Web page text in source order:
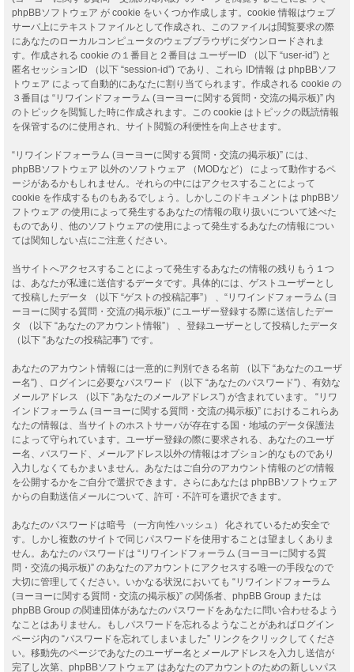
phpBBソフトウェア が cookie をいくつか作成します。cookie 情報はウェブ
サーバ上にテキストファイルとして作成され、このファイルは閲覧要求の際
にあなたのローカルコンピュータのウェブブラウザにダウンロードされま
す。作成される cookie の１番目と２番目は ユーザーID （以下 “user-id”) と
匿名セッションID （以下 “session-id”) であり、これら ID情報 は phpBBソフ
トウェア によって自動的にあなたに割り当てられます。作成される cookie の
３番目は “リワインドフォーラム (ヨーヨーに関する質問・交流の掲示板)” 内
のトピックを閲覧した時に作成されます。この cookie はトピックの既読情報
を保管するのに使用され、サイト閲覧の利便性を向上させます。
“リワインドフォーラム (ヨーヨーに関する質問・交流の掲示板)” には、
phpBBソフトウェア 以外のソフトウェア （MODなど） によって動作するペ
ージがあるかもしれません。それらの中にはアクセスすることによって
cookie を作成するものもあるでしょう。しかしこのドキュメントは phpBBソ
フトウェア の使用によって発生するあなたの情報の取り扱いについて述べた
ものであり、他のソフトウェアの使用によって発生するあなたの情報につい
ては関知しない点にご注意ください。
当サイトへアクセスすることによって発生するあなたの情報の残りもう１つ
は、あなたが私達に送信するデータです。具体的には、ゲストユーザーとし
て投稿したデータ （以下 “ゲストの投稿記事”） 、“リワインドフォーラム (ヨ
ーヨーに関する質問・交流の掲示板)” にユーザー登録する際に送信したデー
タ （以下 “あなたのアカウント情報”） 、登録ユーザーとして投稿したデータ
（以下 “あなたの投稿記事”) です。
あなたのアカウント情報には一意的に判別できる名前 （以下 “あなたのユーザ
ー名”) 、ログインに必要なパスワード （以下 “あなたのパスワード”) 、有効な
メールアドレス （以下 “あなたのメールアドレス”) が含まれています。 “リワ
インドフォーラム (ヨーヨーに関する質問・交流の掲示板)” におけるこれらあ
なたの情報は、当サイトのホストサーバが存在する国・地域のデータ保護法
によって守られています。ユーザー登録の際に要求される、あなたのユーザ
ー名、パスワード、メールアドレス以外の情報はオプション的なものであり
入力しなくてもかまいません。あなたはご自分のアカウント情報のどの情報
を公開するかをご自分で選択できます。さらにあなたは phpBBソフトウェア
からの自動送信メールについて、許可・不許可を選択できます。
あなたのパスワードは暗号 （一方向性ハッシュ） 化されているため安全で
す。しかし複数のサイトで同じパスワードを使用することは望ましくありま
せん。あなたのパスワードは “リワインドフォーラム (ヨーヨーに関する質
問・交流の掲示板)” のあなたのアカウントにアクセスする唯一の手段なので
大切に管理してください。いかなる状況においても “リワインドフォーラム
(ヨーヨーに関する質問・交流の掲示板)” の関係者、phpBB Group または
phpBB Group の関連団体があなたのパスワードをあなたに問い合わせるよう
なことはありません。もしパスワードを忘れるようなことがあればログイン
ページ内の “パスワードを忘れてしまいました” リンクをクリックしてくださ
い。移動先のページであなたのユーザー名とメールアドレスを入力し送信が
完了し次第、phpBBソフトウェア はあなたのアカウントのための新しいパス